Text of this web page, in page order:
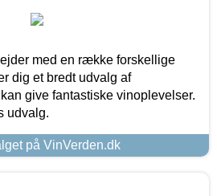
med en række forskellige
dig et bredt udvalg af
give fantastiske vinoplevelser.
udvalg.
på VinVerden.dk